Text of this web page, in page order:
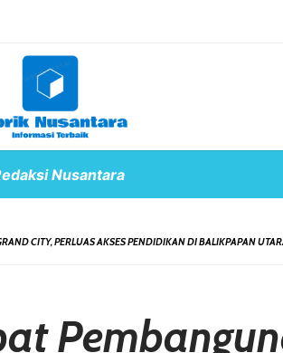
Nusantara
CITY, PERLUAS AKSES PENDIDIKAN DI BALIKPAPAN